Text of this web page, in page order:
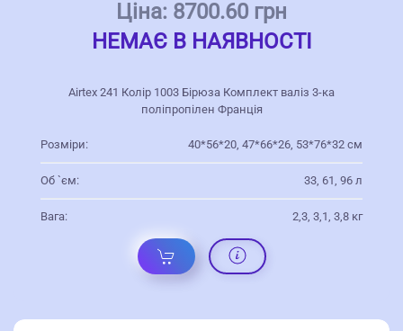
Ціна: 8700.60 грн
НЕМАЄ В НАЯВНОСТІ
Airtex 241 Колір 1003 Бірюза Комплект валіз 3-ка
поліпропілен Франція
Розміри: 40*56*20, 47*66*26, 53*76*32 см
Об `єм: 33, 61, 96 л
Вага: 2,3, 3,1, 3,8 кг